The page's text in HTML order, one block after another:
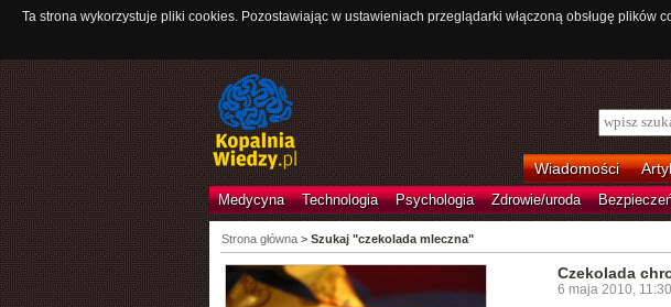
Ta strona wykorzystuje pliki cookies. Pozostawiając w ustawieniach przeglądarki włączoną obsługę
Wiadomości
Medycyna Technologia Psychologia Zdrowie/uroda
Strona główna> Szukaj "czekolada mleczna"
Czekolada
6 maja 2010, 11:30